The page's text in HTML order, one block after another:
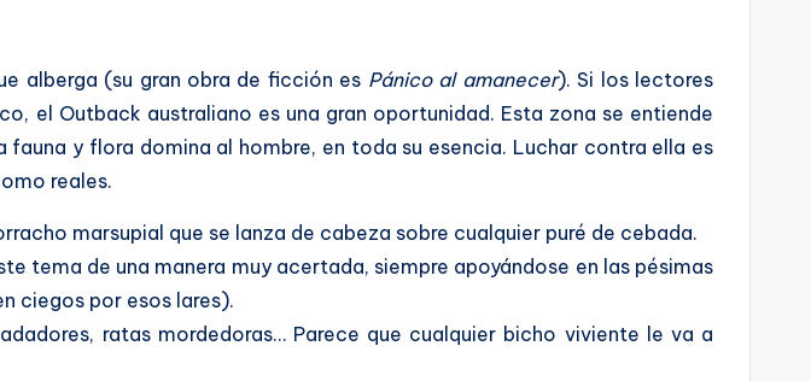
alberga (su gran obra de ficción es Pánico al amanecer). Si los lectores
el Outback australiano es una gran oportunidad. Esta zona se entiende
y flora domina al hombre, en toda su esencia. Luchar contra ella es
reales.
marsupial que se lanza de cabeza sobre cualquier puré de cebada.
tema de una manera muy acertada, siempre apoyándose en las pésimas
ciegos por esos lares).
ratas mordedoras… Parece que cualquier bicho viviente le va a